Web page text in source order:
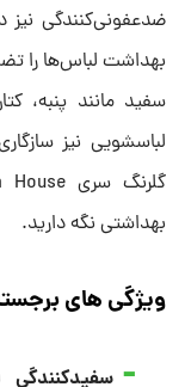
ضدعفونی‌کنندگی نیز
بهداشت لباس‌ها را
سفید مانند پنبه،
لباسشویی نیز
بهداشتی نگه دارید.
ویژگی های
سفیدکنندگی